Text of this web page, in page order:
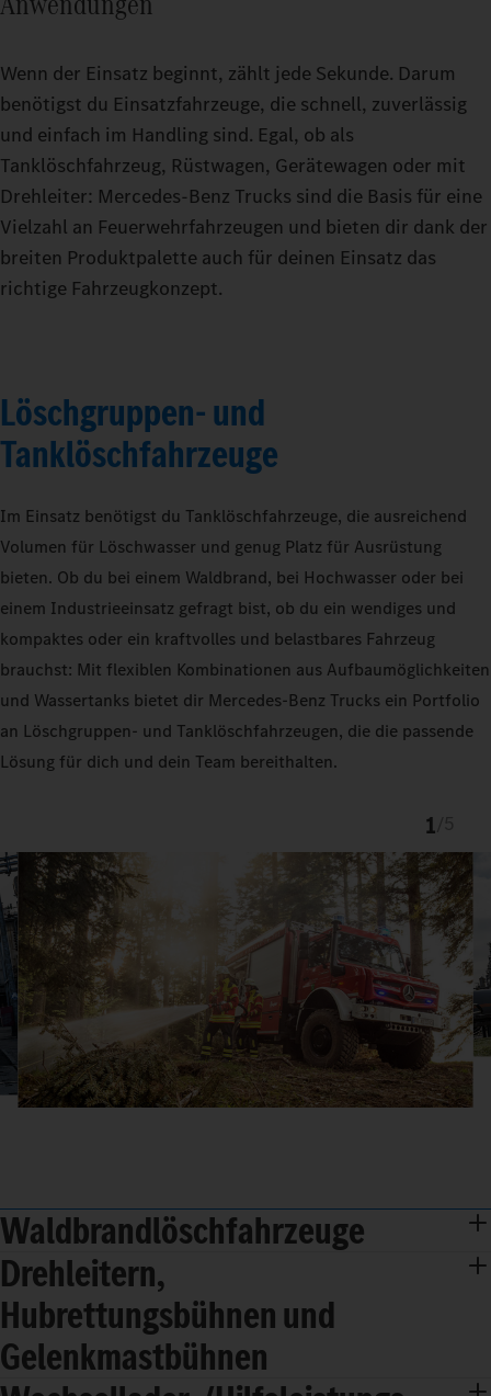
Wenn der Einsatz beginnt, zählt jede Sekunde. Darum
benötigst du Einsatzfahrzeuge, die schnell, zuverlässig
und einfach im Handling sind. Egal, ob als
Tanklöschfahrzeug, Rüstwagen, Gerätewagen oder mit
Drehleiter: Mercedes‑Benz Trucks sind die Basis für eine
Vielzahl an Feuerwehrfahrzeugen und bieten dir dank der
breiten Produktpalette auch für deinen Einsatz das
richtige Fahrzeugkonzept.
Löschgruppen- und
Tanklöschfahrzeuge
Im Einsatz benötigst du Tanklöschfahrzeuge, die ausreichend
Volumen für Löschwasser und genug Platz für Ausrüstung
bieten. Ob du bei einem Waldbrand, bei Hochwasser oder bei
einem Industrieeinsatz gefragt bist, ob du ein wendiges und
kompaktes oder ein kraftvolles und belastbares Fahrzeug
brauchst: Mit flexiblen Kombinationen aus Aufbaumöglichkeiten
und Wassertanks bietet dir Mercedes‑Benz Trucks ein Portfolio
an Löschgruppen- und Tanklöschfahrzeugen, die die passende
Lösung für dich und dein Team bereithalten.
1
Waldbrandlöschfahrzeuge
Drehleitern,
Hubrettungsbühnen und
Gelenkmastbühnen